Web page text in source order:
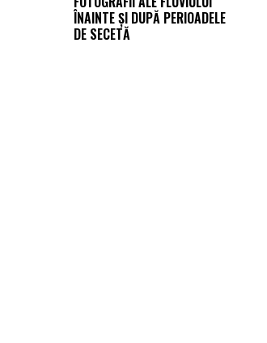
ÎNAINTE ȘI DUPĂ PERIOADELE
DE SECETĂ